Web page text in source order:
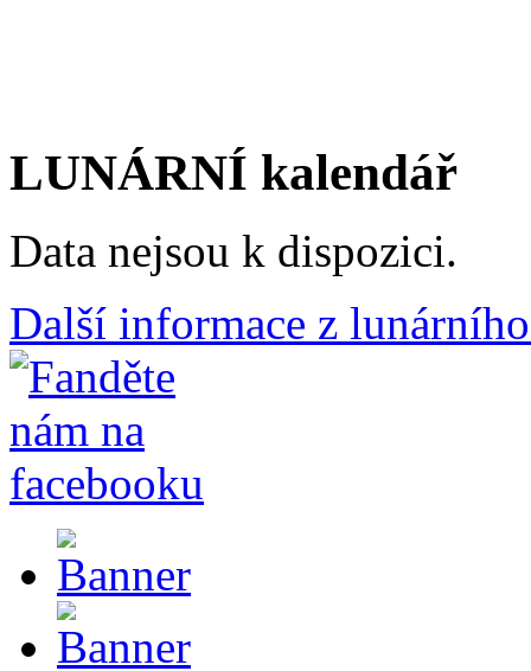
LUNÁRNÍ kalendář
Data nejsou k dispozici.
Další informace z